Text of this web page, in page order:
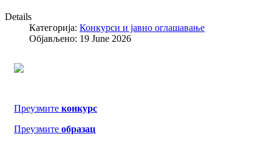
Details
Категорија: Конкурси и јавно оглашавање
Објављено: 19 June 2026
Преузмите конкурс
Преузмите образац